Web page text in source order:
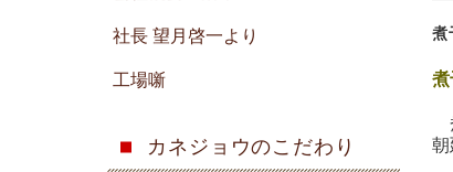
煮
煮
朝
社長 望月啓一より
工場噺
カネジョウのこだわり